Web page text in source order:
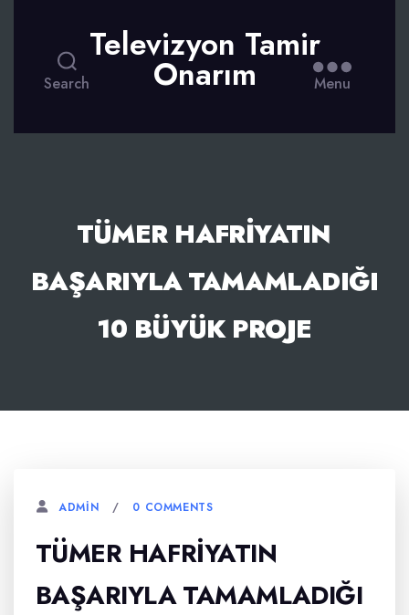
Search
Televizyon Tamir
Onarım Menu
TÜMER HAFRIYATIN
BAŞARIYLA TAMAMLADIĞI
10 BÜYÜK PROJE
ADMIN 0 COMMENTS
TÜMER HAFRIYATIN
BAŞARIYLA TAMAMLADIĞI